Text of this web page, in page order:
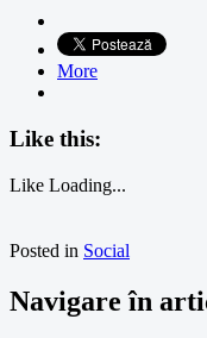
More
Like this:
Like Loading...
Posted in Social
Navigare în